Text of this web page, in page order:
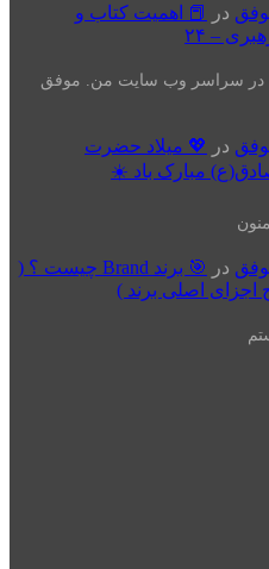
در
📕 اهميت كتاب و
– ۲۴
در سراسر وب سایت من. موفق
در
💖 میلاد حضرت
مبارک باد ☀️
در
🎯 برند Brand چیست ؟ (
اجزای اصلی برند )